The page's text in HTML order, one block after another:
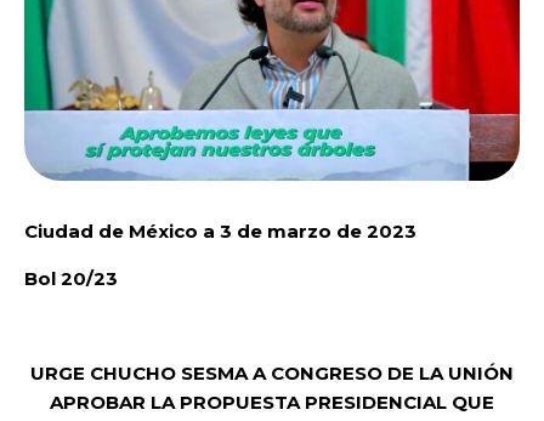
Ciudad de México a 3 de marzo de 2023
Bol 20/23
URGE CHUCHO SESMA A CONGRESO DE LA UNIÓN
APROBAR LA PROPUESTA PRESIDENCIAL QUE